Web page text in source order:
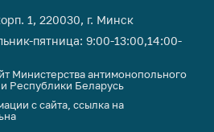
и1, 220030, г. Минск
пятница: 9:00-13:00,14:00-
Министерства антимонопольного
Республики Беларусь
с сайта, ссылка на